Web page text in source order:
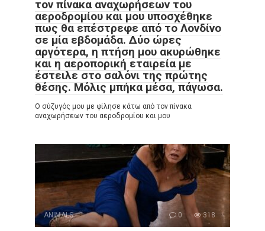
τον πίνακα αναχωρήσεων του
αεροδρομίου και μου υποσχέθηκε
πως θα επέστρεφε από το Λονδίνο
σε μία εβδομάδα. Δύο ώρες
αργότερα, η πτήση μου ακυρώθηκε
και η αεροπορική εταιρεία με
έστειλε στο σαλόνι της πρώτης
θέσης. Μόλις μπήκα μέσα, πάγωσα.
Ο σύζυγός μου με φίλησε κάτω από τον πίνακα
αναχωρήσεων του αεροδρομίου και μου
ANIMALS 0 318